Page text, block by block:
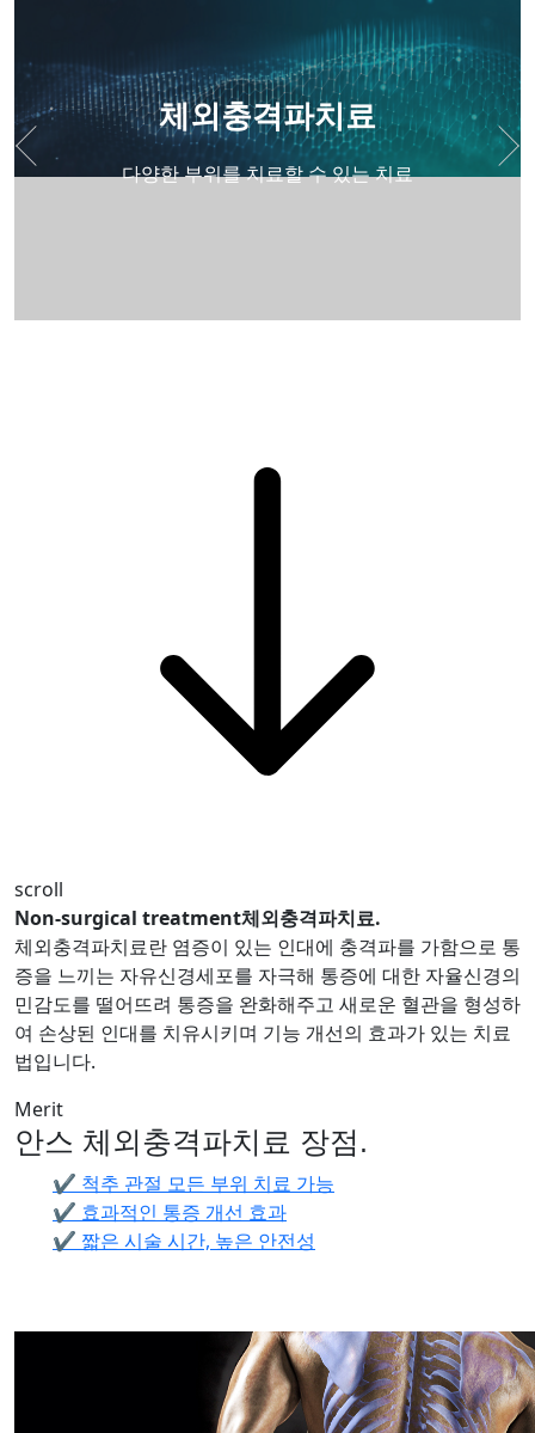
체외충격파치료
다양한 부위를 치료할 수 있는 치료
scroll
Non-surgical treatment체외충격파치료.
체외충격파치료란 염증이 있는 인대에 충격파를 가함으로 통
증을 느끼는 자유신경세포를 자극해 통증에 대한 자율신경의
민감도를 떨어뜨려 통증을 완화해주고 새로운 혈관을 형성하
여 손상된 인대를 치유시키며 기능 개선의 효과가 있는 치료
법입니다.
Merit
안스 체외충격파치료 장점.
✔ 척추 관절 모든 부위 치료 가능
✔ 효과적인 통증 개선 효과
✔ 짧은 시술 시간, 높은 안전성